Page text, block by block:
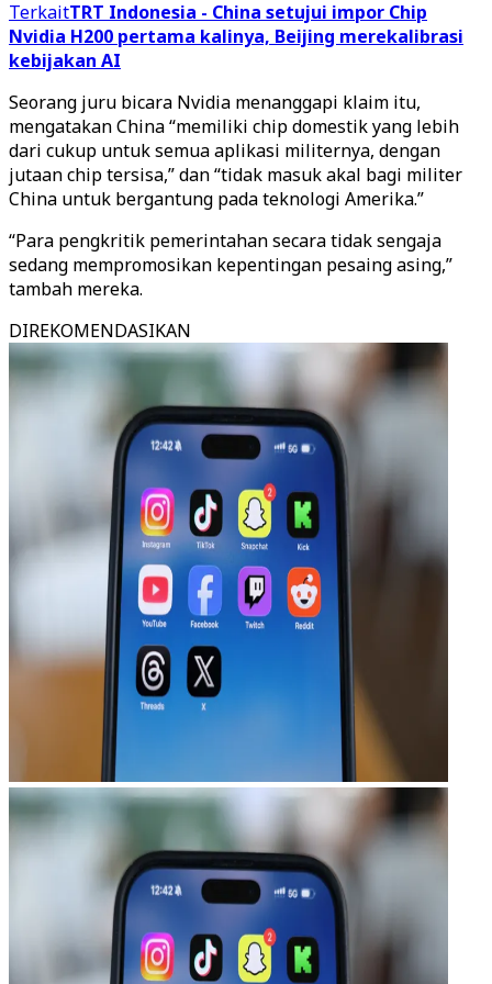
TerkaitTRT Indonesia - China setujui impor Chip
Nvidia H200 pertama kalinya, Beijing merekalibrasi
kebijakan AI
Seorang juru bicara Nvidia menanggapi klaim itu,
mengatakan China “memiliki chip domestik yang lebih
dari cukup untuk semua aplikasi militernya, dengan
jutaan chip tersisa,” dan “tidak masuk akal bagi militer
China untuk bergantung pada teknologi Amerika.”
“Para pengkritik pemerintahan secara tidak sengaja
sedang mempromosikan kepentingan pesaing asing,”
tambah mereka.
DIREKOMENDASIKAN